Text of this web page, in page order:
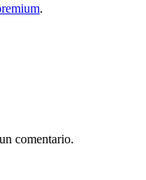
.
comentario.